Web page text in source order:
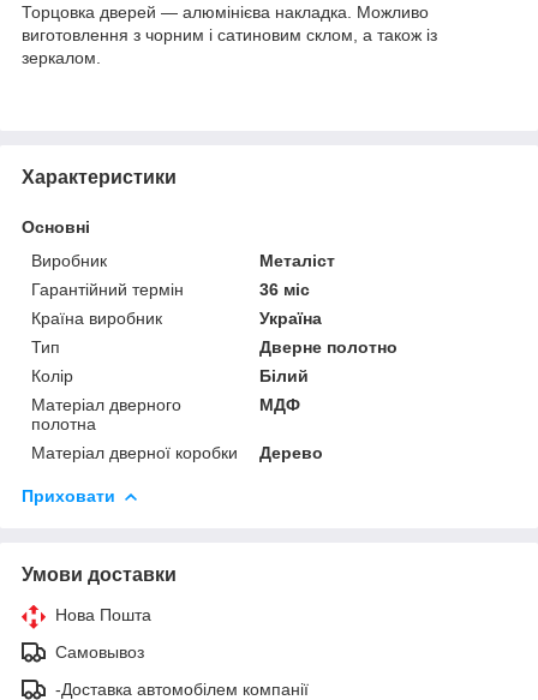
Торцовка дверей — алюмінієва накладка. Можливо
виготовлення з чорним і сатиновим склом, а також із
зеркалом.
Характеристики
Основні
Виробник
Металіст
Гарантійний термін
36 міс
Країна виробник
Україна
Тип
Дверне полотно
Колір
Білий
Матеріал дверного
полотна
МДФ
Матеріал дверної коробки Дерево
Приховати
Умови доставки
Нова Пошта
Самовывоз
-Доставка автомобілем компанії